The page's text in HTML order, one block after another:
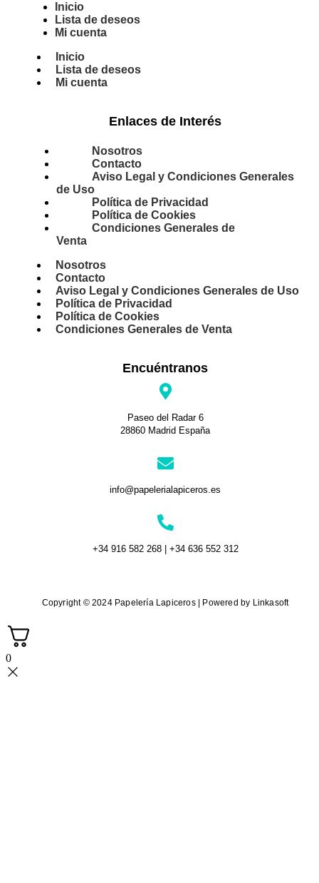
Inicio
Lista de deseos
Mi cuenta
Inicio
Lista de deseos
Mi cuenta
Enlaces de Interés
Nosotros
Contacto
Aviso Legal y Condiciones Generales
de Uso
Política de Privacidad
Política de Cookies
Condiciones Generales de
Venta
Nosotros
Contacto
Aviso Legal y Condiciones Generales de Uso
Política de Privacidad
Política de Cookies
Condiciones Generales de Venta
Encuéntranos
Paseo del Radar 6
28860 Madrid España
info@papelerialapiceros.es
+34 916 582 268 | +34 636 552 312
Copyright © 2024 Papelería Lapiceros | Powered by Linkasoft
0